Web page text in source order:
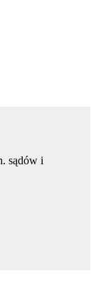
sądów i